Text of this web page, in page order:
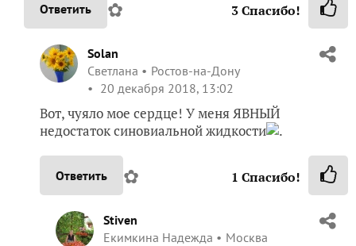
Ответить ✿ 3Спасибо!
Solan
Светлана
Ростов-на-Дону
20 декабря 2018, 13:02
Вот, чуяло мое сердце! У меня ЯВНЫЙ
недостаток синовиальной жидкости
.
Ответить ✿ 1 Спасибо!
Stiven
Екимкина Надежда
Москва